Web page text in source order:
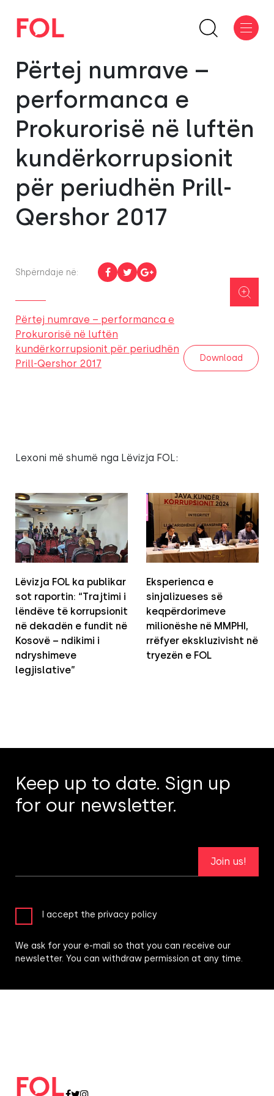
Përtej numrave –
performanca e
Prokurorisë në luftën
kundërkorrupsionit
për periudhën Prill-
Qershor 2017
Shpërndaje në:
Përtej numrave – performanca e
Prokurorisë në luftën
kundërkorrupsionit për periudhën
Prill-Qershor 2017
Download
Lexoni më shumë nga Lëvizja FOL:
Lëvizja FOL ka publikar
sot raportin: “Trajtimi i
lëndëve të korrupsionit
në dekadën e fundit në
Kosovë – ndikimi i
ndryshimeve
legjislative”
Eksperienca e
sinjalizueses së
keqpërdorimeve
milionëshe në MMPHI,
rrëfyer ekskluzivisht në
tryezën e FOL
Keep up to date. Sign up
for our newsletter.
Join us!
I accept the privacy policy
We ask for your e-mail so that you can receive our
newsletter. You can withdraw permission at any time.